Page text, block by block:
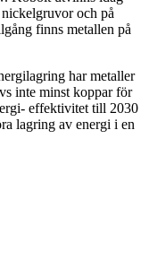
och på
finns metallen på
har metaller
inte minst koppar för
effektivitet till 2030
lagring av energi i en